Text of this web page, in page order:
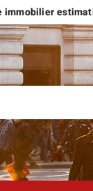
estimation